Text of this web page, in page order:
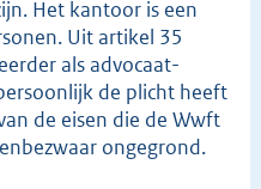
Het kantoor is een
Uit artikel 35
als advocaat-
de plicht heeft
de eisen die de Wwft
ongegrond.